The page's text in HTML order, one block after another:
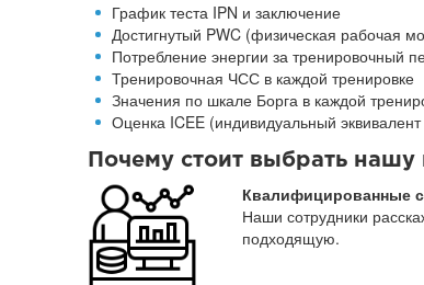
График теста IPN и заключение
Достигнутый PWC (физическая рабочая
Потребление энергии за тренировочный
Тренировочная ЧСС в каждой тренировке
Значения по шкале Борга в каждой
Оценка ICEE (индивидуальный эквивалент
Почему стоит выбрать
Квалифицированные
Наши сотрудники
подходящую.